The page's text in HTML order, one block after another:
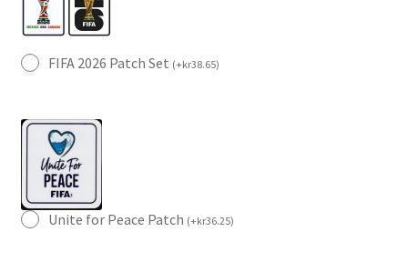
FIFA 2026 Patch Set (+kr38.65)
Unite for Peace Patch (+kr36.25)